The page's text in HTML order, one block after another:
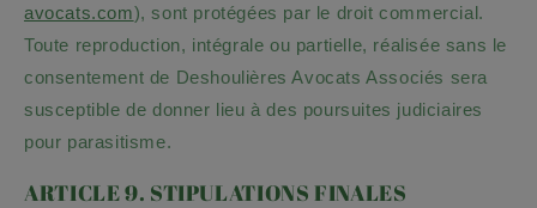
avocats.com), sont protégées par le droit commercial.
Toute reproduction, intégrale ou partielle, réalisée sans le
consentement de Deshoulières Avocats Associés sera
susceptible de donner lieu à des poursuites judiciaires
pour parasitisme.
ARTICLE 9. STIPULATIONS FINALES